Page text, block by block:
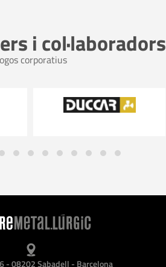
i col·laboradors
corporatius
- 08202 Sabadell - Barcelona